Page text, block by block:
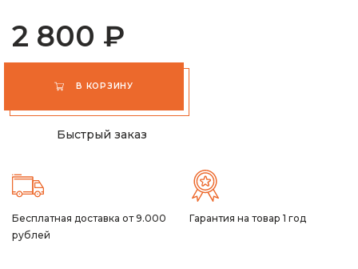
2 800 ₽
В КОРЗИНУ
Быстрый заказ
Бесплатная доставка от 9.000
рублей
Гарантия на товар 1 год